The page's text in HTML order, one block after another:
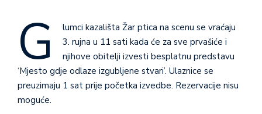
G
lumci kazališta Žar ptica na scenu se vraćaju
3. rujna u 11 sati kada će za sve prvašiće i
njihove obitelji izvesti besplatnu predstavu
‘Mjesto gdje odlaze izgubljene stvari’. Ulaznice se
preuzimaju 1 sat prije početka izvedbe. Rezervacije nisu
moguće.